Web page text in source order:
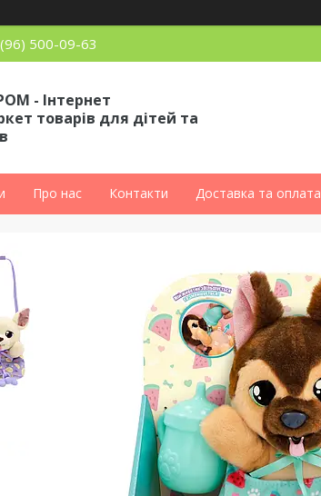
500-09-63
- Інтернет
товарів для дітей та
Про нас Контакти Доставка та оплата